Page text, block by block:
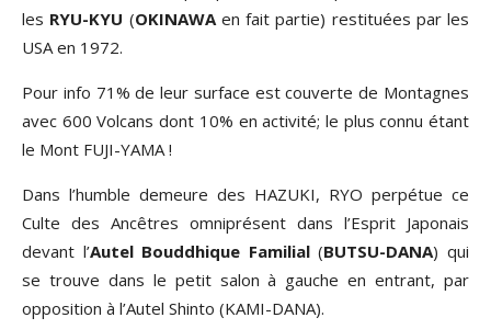
les RYU-KYU (OKINAWAen fait partie) restituées par les
USA en 1972.
Pour info 71% de leur surface est couverte de Montagnes
avec 600 Volcans dont 10% en activité; le plus connu étant
le Mont FUJI-YAMA !
Dans l’humble demeure des HAZUKI, RYO perpétue ce
Culte des Ancêtres omniprésent dans l’Esprit Japonais
devant l’Autel Bouddhique Familial(BUTSU-DANA) qui
se trouve dans le petit salon à gauche en entrant, par
opposition à l’Autel Shinto (KAMI-DANA).